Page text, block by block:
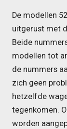
De modellen
uitgerust met
Beide
modellen tot
de nummers
zich geen
hetzelfde
tegenkomen.
worden